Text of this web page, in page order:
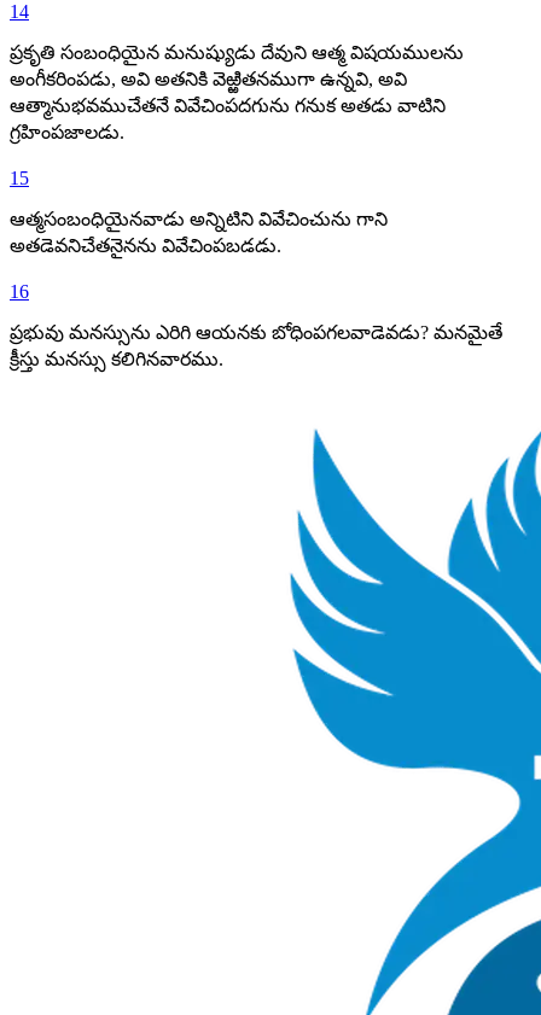
14
ప్రకృతి సంబంధియైన మనుష్యుడు దేవుని ఆత్మ విషయములను
అంగీకరింపడు, అవి అతనికి వెఱ్ఱితనముగా ఉన్నవి, అవి
ఆత్మానుభవముచేతనే వివేచింపదగును గనుక అతడు వాటిని
గ్రహింపజాలడు.
15
ఆత్మసంబంధియైనవాడు అన్నిటిని వివేచించును గాని
అతడెవనిచేతనైనను వివేచింపబడడు.
16
ప్రభువు మనస్సును ఎరిగి ఆయనకు బోధింపగలవాడెవడు? మనమైతే
క్రీస్తు మనస్సు కలిగినవారము.